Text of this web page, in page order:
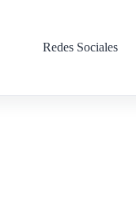
Redes Sociales